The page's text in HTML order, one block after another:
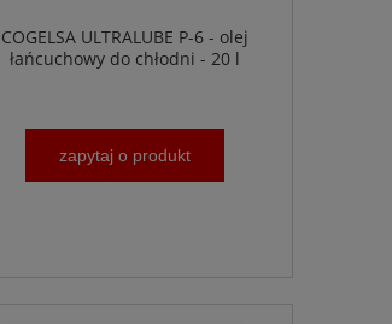
COGELSA ULTRALUBE P-6 - olej
łańcuchowy do chłodni - 20 l
zapytaj o produkt